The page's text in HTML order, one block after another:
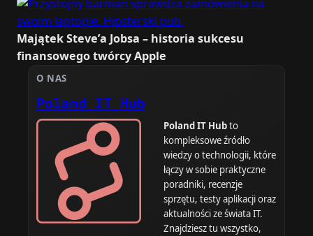
Majątek Steve’a Jobsa – historia sukcesu
finansowego twórcy Apple
O NAS
Poland IT Hub
Poland IT Hubto
kompleksowe źródło
wiedzy o technologii, które
łączy w sobie praktyczne
poradniki, recenzje
sprzętu, testy aplikacji oraz
aktualności ze świata IT.
Znajdziesz tu wszystko,